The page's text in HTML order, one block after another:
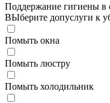
Поддержание гигиены в
ВЫберите допуслуги к
Помыть окна
Помыть люстру
Помыть холодильник